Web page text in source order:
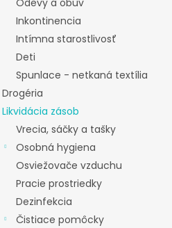
Odevy a obuv
Inkontinencia
Intímna starostlivosť
Deti
Spunlace - netkaná textília
Drogéria
Likvidácia zásob
Vrecia, sáčky a tašky
Osobná hygiena
Osviežovače vzduchu
Pracie prostriedky
Dezinfekcia
Čistiace pomôcky